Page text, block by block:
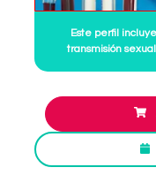
Este perfil
transmisión